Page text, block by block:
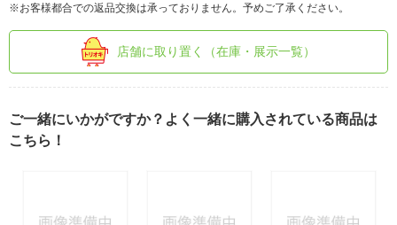
※お客様都合での返品交換は承っておりません。予めご了承ください。
店舗に取り置く（在庫・展示一覧）
ご一緒にいかがですか？よく一緒に購入されている商品は
こちら！